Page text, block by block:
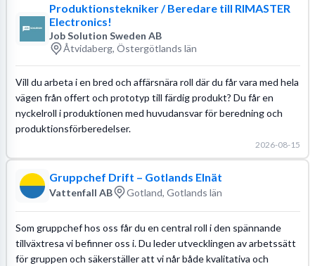
Produktionstekniker / Beredare till RIMASTER
Electronics!
Job Solution Sweden AB
Åtvidaberg, Östergötlands län
Vill du arbeta i en bred och affärsnära roll där du får vara med hela
vägen från offert och prototyp till färdig produkt? Du får en
nyckelroll i produktionen med huvudansvar för beredning och
produktionsförberedelser.
2026-08-15
Gruppchef Drift – Gotlands Elnät
Vattenfall AB Gotland, Gotlands län
Som gruppchef hos oss får du en central roll i den spännande
tillväxtresa vi befinner oss i. Du leder utvecklingen av arbetssätt
för gruppen och säkerställer att vi når både kvalitativa och